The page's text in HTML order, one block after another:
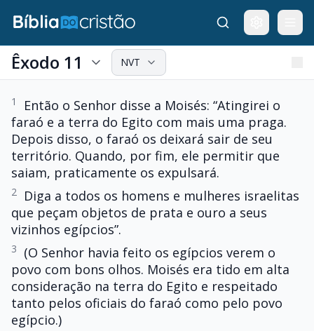
Êxodo 11 NVT
1
Então o Senhor disse a Moisés: “Atingirei o
faraó e a terra do Egito com mais uma praga.
Depois disso, o faraó os deixará sair de seu
território. Quando, por fim, ele permitir que
saiam, praticamente os expulsará.
2
Diga a todos os homens e mulheres israelitas
que peçam objetos de prata e ouro a seus
vizinhos egípcios”.
3
(O Senhor havia feito os egípcios verem o
povo com bons olhos. Moisés era tido em alta
consideração na terra do Egito e respeitado
tanto pelos oficiais do faraó como pelo povo
egípcio.)